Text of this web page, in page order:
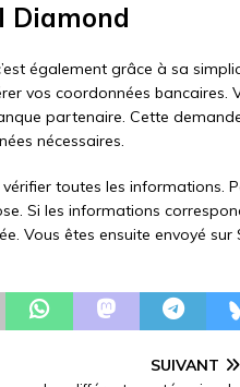
Diamond
également grâce à sa
vos coordonnées bancaires.
partenaire. Cette
nécessaires.
toutes les informations.
Si les informations
Vous êtes ensuite envoyé sur
SUIVANT